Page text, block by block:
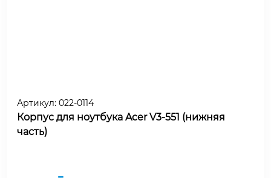
Артикул: 022-0114
Корпус для ноутбука Acer V3-551 (нижняя
часть)